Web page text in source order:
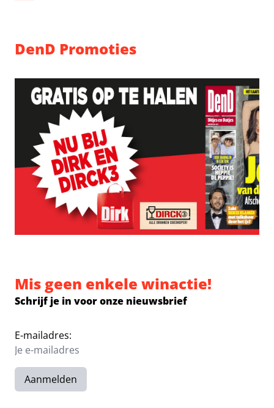
DenD Promoties
Mis geen enkele winactie!
Schrijf je in voor onze nieuwsbrief
E-mailadres:
Aanmelden